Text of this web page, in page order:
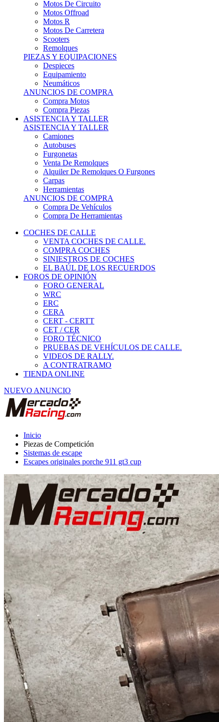
Motos R
Motos De Carretera
Scooters
Remolques
PIEZAS Y EQUIPACIONES
Despieces
Equipamiento
Neumáticos
ANUNCIOS DE COMPRA
Compra Motos
Compra Piezas
ASISTENCIA Y TALLER
ASISTENCIA Y TALLER
Camiones
Autobuses
Furgonetas
Venta De Remolques
Alquiler De Remolques O Furgones
Carpas
Herramientas
ANUNCIOS DE COMPRA
Compra De Vehículos
Compra De Herramientas
COCHES DE CALLE
VENTA COCHES DE CALLE.
COMPRA COCHES
SINIESTROS DE COCHES
EL BAÚL DE LOS RECUERDOS
FOROS DE OPINIÓN
FORO GENERAL
WRC
ERC
CERA
CERT - CERTT
CET / CER
FORO TÉCNICO
PRUEBAS DE VEHÍCULOS DE CALLE.
VIDEOS DE RALLY.
A CONTRATRAMO
TIENDA ONLINE
NUEVO ANUNCIO
Piezas de Competición
Sistemas de escape
Escapes originales porche 911 gt3 cup